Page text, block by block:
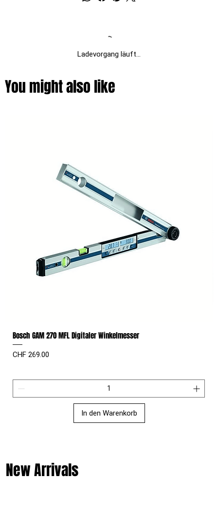
Ladevorgang läuft...
New Arrivals
You might also like
Bosch GAM 270 MFL Digitaler Winkelmesser
Preis
CHF 269.00
In den Warenkorb